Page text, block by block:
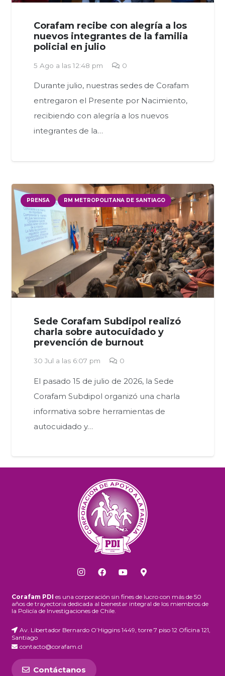
Corafam recibe con alegría a los
nuevos integrantes de la familia
policial en julio
5 Ago a las 12:48 pm 0
Durante julio, nuestras sedes de Corafam
entregaron el Presente por Nacimiento,
recibiendo con alegría a los nuevos
integrantes de la…
PRENSA RM METROPOLITANA DE SANTIAGO
Sede Corafam Subdipol realizó
charla sobre autocuidado y
prevención de burnout
30 Jul a las 6:07 pm 0
El pasado 15 de julio de 2026, la Sede
Corafam Subdipol organizó una charla
informativa sobre herramientas de
autocuidado y…
Corafam PDI es una corporación sin fines de lucro con más de 50
años de trayectoria dedicada al bienestar integral de los miembros de
la Policía de Investigaciones de Chile.
Av. Libertador Bernardo O’Higgins 1449, torre 7 piso 12 Oficina 121,
Santiago
contacto@corafam.cl
Contáctanos